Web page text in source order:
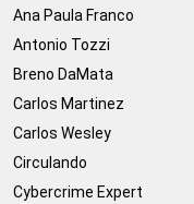
Ana Paula Franco
Antonio Tozzi
Breno DaMata
Carlos Martinez
Carlos Wesley
Circulando
Cybercrime Expert